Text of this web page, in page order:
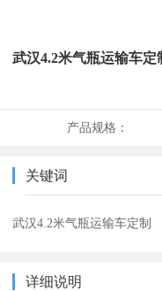
武汉4.2米气瓶运输车定
产品规格：
关键词
武汉4.2米气瓶运输车定制
详细说明